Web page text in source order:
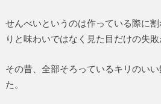
せんべいというのは作っている際に
りと味わいではなく見た目だけの失敗
その昔、全部そろっているキリのい
た。